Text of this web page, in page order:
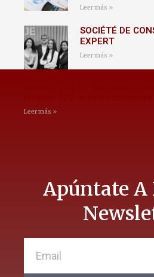
Leer más »
SOCIÉTÉ DE
EXPERT
Leer más »
Leer más »
Apúntate A